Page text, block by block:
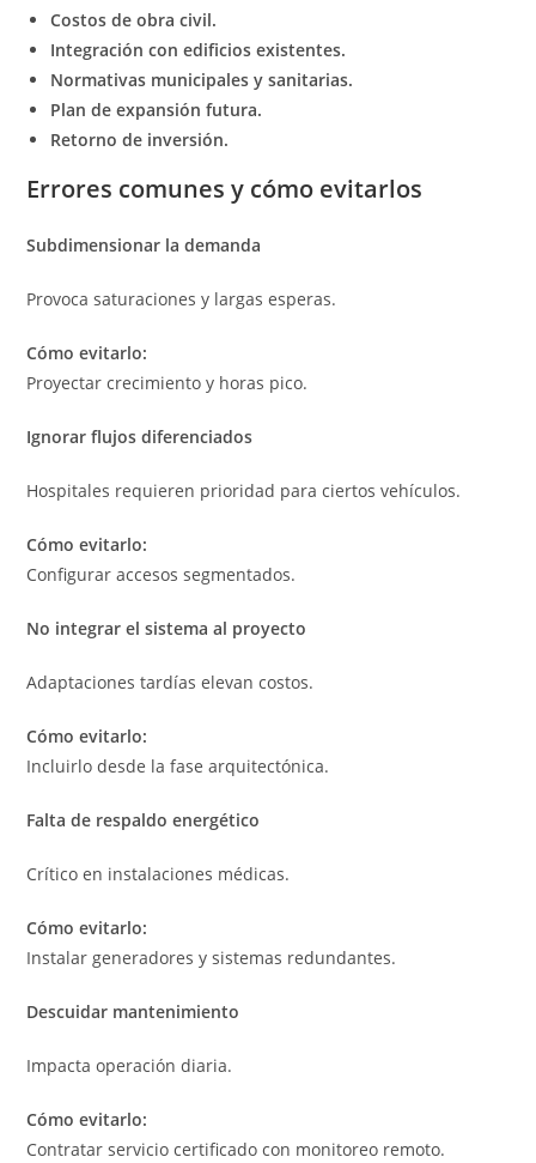
Costos de obra civil.
Integración con edificios existentes.
Normativas municipales y sanitarias.
Plan de expansión futura.
Retorno de inversión.
Errores comunes y cómo evitarlos
Subdimensionar la demanda
Provoca saturaciones y largas esperas.
Cómo evitarlo:
Proyectar crecimiento y horas pico.
Ignorar flujos diferenciados
Hospitales requieren prioridad para ciertos vehículos.
Cómo evitarlo:
Configurar accesos segmentados.
No integrar el sistema al proyecto
Adaptaciones tardías elevan costos.
Cómo evitarlo:
Incluirlo desde la fase arquitectónica.
Falta de respaldo energético
Crítico en instalaciones médicas.
Cómo evitarlo:
Instalar generadores y sistemas redundantes.
Descuidar mantenimiento
Impacta operación diaria.
Cómo evitarlo:
Contratar servicio certificado con monitoreo remoto.